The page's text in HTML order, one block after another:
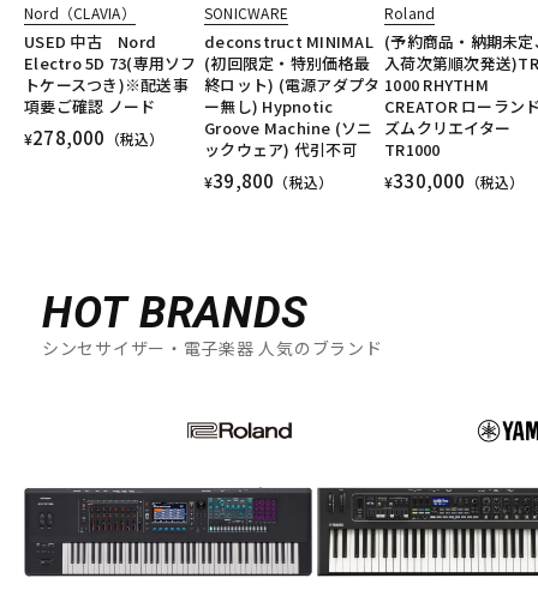
Nord（CLAVIA）
USED 中古 Nord
Electro 5D 73(専用ソフ
トケースつき)※配送事
項要ご確認 ノード
¥278,000 （税込）
SONICWARE
deconstruct MINIMAL
(初回限定・特別価格最
終ロット) (電源アダプタ
ー無し) Hypnotic
Groove Machine (ソニ
ックウェア) 代引不可
¥39,800 （税込）
Roland
(予約商品・納期未定
入荷次第順次発送
1000 RHYTHM
CREATOR ローラン
ズムクリエイター
TR1000
¥330,000 （税込）
HOT BRANDS
シンセサイザー・電子楽器 人気のブランド